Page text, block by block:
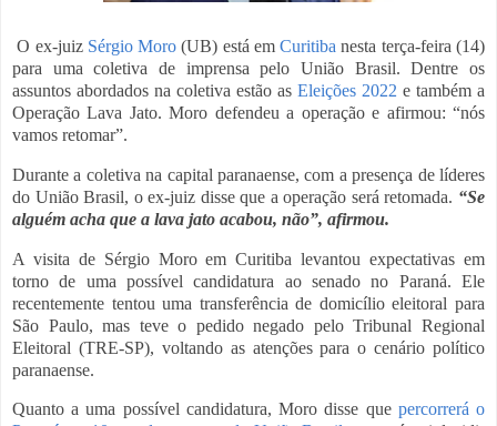
O ex-juiz Sérgio Moro (UB) está emCuritiba nesta terça-feira (14)
para uma coletiva de imprensa pelo União Brasil. Dentre os
assuntos abordados na coletiva estão as Eleições 2022 e também a
Operação Lava Jato. Moro defendeu a operação e afirmou: “nós
vamos retomar”.
Durante a coletiva na capital paranaense, com a presença de líderes
do União Brasil, o ex-juiz disse que a operação será retomada. “Se
alguém acha que a lava jato acabou, não”, afirmou.
A visita de Sérgio Moro em Curitiba levantou expectativas em
torno de uma possível candidatura ao senado no Paraná. Ele
recentemente tentou uma transferência de domicílio eleitoral para
São Paulo, mas teve o pedido negado pelo Tribunal Regional
Eleitoral (TRE-SP), voltando as atenções para o cenário político
paranaense.
Quanto a uma possível candidatura, Moro disse que percorrerá o